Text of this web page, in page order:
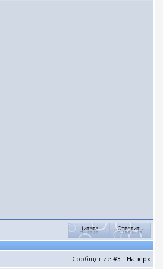
Сообщение#3 | Наверх